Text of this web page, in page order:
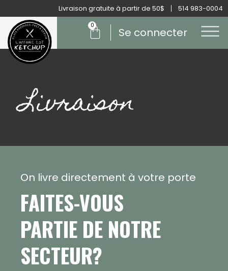
au
contenu
Livraison gratuite à partir de 50$ 514 983-0004
0 Panier
Se connecter
Livraison
On livre directement à votre porte
FAITES-VOUS
PARTIE DE NOTRE
SECTEUR?